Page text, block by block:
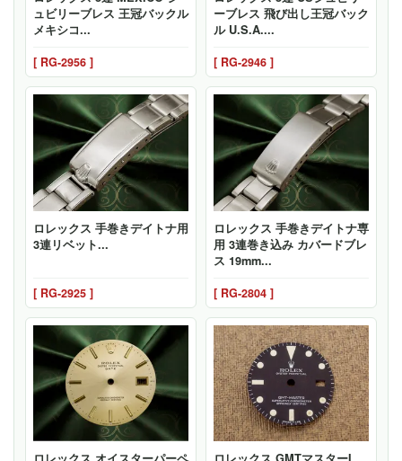
ュビリーブレス 王冠バックル
メキシコ...
[ RG-2956 ]
ーブレス 飛び出し王冠バック
ル U.S.A....
[ RG-2946 ]
ロレックス 手巻きデイトナ用
3連リベット...
[ RG-2925 ]
ロレックス 手巻きデイトナ専
用 3連巻き込み カバードブレ
ス 19mm...
[ RG-2804 ]